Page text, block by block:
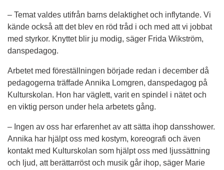
– Temat valdes utifrån barns delaktighet och inflytande. Vi
kände också att det blev en röd tråd i och med att vi jobbat
med styrkor. Knyttet blir ju modig, säger Frida Wikström,
danspedagog.
Arbetet med föreställningen började redan i december då
pedagogerna träffade Annika Lomgren, danspedagog på
Kulturskolan. Hon har väglett, varit en spindel i nätet och
en viktig person under hela arbetets gång.
– Ingen av oss har erfarenhet av att sätta ihop dansshower.
Annika har hjälpt oss med kostym, koreografi och även
kontakt med Kulturskolan som hjälpt oss med ljussättning
och ljud, att berättarröst och musik går ihop, säger Marie